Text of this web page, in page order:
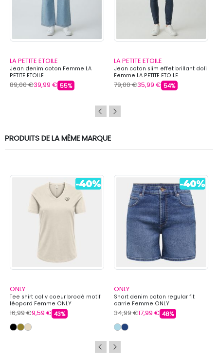
LA PETITE ETOILE
Jean denim coton Femme LA
PETITE ETOILE
89,00 €39,99 € 55%
LA PETITE ETOILE
Jean coton slim effet brillant doli
Femme LA PETITE ETOILE
79,00 €35,99 € 54%
PRODUITS DE LA MÊME MARQUE
ONLY
Tee shirt col v coeur brodé motif
léopard Femme ONLY
16,99 €9,59 € 43%
ONLY
Short denim coton regular fit
carrie Femme ONLY
34,99 €17,99 € 48%